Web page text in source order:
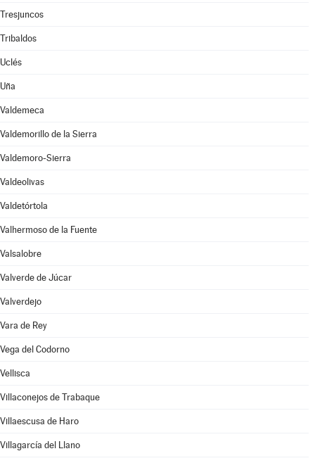
Tresjuncos
Tribaldos
Uclés
Uña
Valdemeca
Valdemorillo de la Sierra
Valdemoro-Sierra
Valdeolivas
Valdetórtola
Valhermoso de la Fuente
Valsalobre
Valverde de Júcar
Valverdejo
Vara de Rey
Vega del Codorno
Vellisca
Villaconejos de Trabaque
Villaescusa de Haro
Villagarcía del Llano